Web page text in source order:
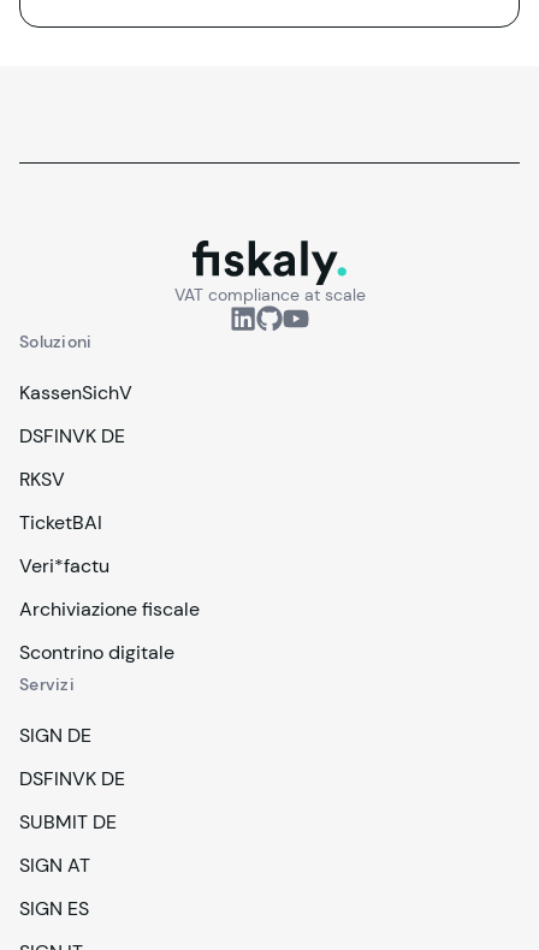
fiskaly.
VAT compliance at scale
Soluzioni
KassenSichV
DSFINVK DE
RKSV
TicketBAI
Veri*factu
Archiviazione fiscale
Scontrino digitale
Servizi
SIGN DE
DSFINVK DE
SUBMIT DE
SIGN AT
SIGN ES